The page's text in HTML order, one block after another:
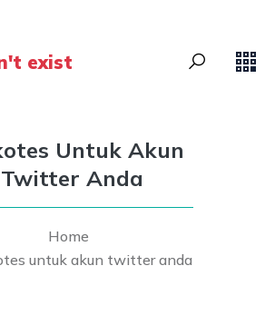
exist
Untuk Akun
Twitter Anda
Home
untuk akun twitter anda